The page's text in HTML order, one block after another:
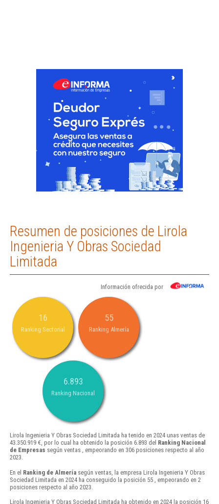
Resumen de posiciones de Lirola
Ingenieria Y Obras Sociedad
Limitada
Información ofrecida por
16
Ranking Sectorial
55
Ranking Almería
6.893
Ranking Nacional
Lirola Ingenieria Y Obras Sociedad Limitada ha tenido en 2024 unas ventas de
43.350.919 €, por lo cual ha obtenido la posición 6.893 del Ranking Nacional
de Empresas según ventas , empeorando en 306 posiciones respecto al año
2023.
En el Ranking de Almería según ventas, la empresa Lirola Ingenieria Y Obras
Sociedad Limitada en 2024 ha conseguido la posición 55 , empeorando en 2
posiciones respecto al año 2023.
Lirola Ingenieria Y Obras Sociedad Limitada ha obtenido en 2024 la posición 16